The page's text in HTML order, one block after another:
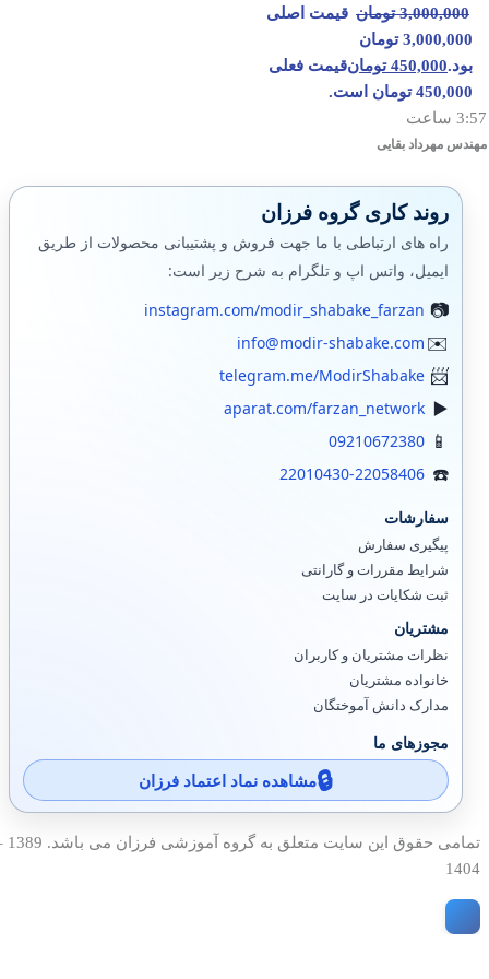
3,000,000 تومان قیمت اصلی
3,000,000 تومان
بود.450,000 تومانقیمت فعلی
450,000 تومان است.
3:57 ساعت
مهندس مهرداد بقایی
روند کاری گروه فرزان
راه های ارتباطی با ما جهت فروش و پشتیبانی محصولات از طریق
ایمیل، واتس اپ و تلگرام به شرح زیر است:
instagram.com/modir_shabake_farzan
info@modir-shabake.com
telegram.me/ModirShabake
aparat.com/farzan_network
09210672380
22010430-22058406
سفارشات
پیگیری سفارش
شرایط مقررات و گارانتی
ثبت شکایات در سایت
مشتریان
نظرات مشتریان و کاربران
خانواده مشتریان
مدارک دانش آموختگان
مجوزهای ما
مشاهده نماد اعتماد فرزان
تمامی حقوق این
1404